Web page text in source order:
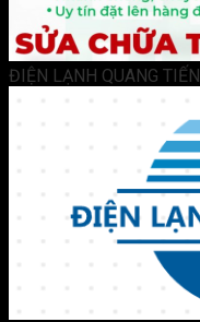
ĐIỆN LẠNH QUANG TIẾN